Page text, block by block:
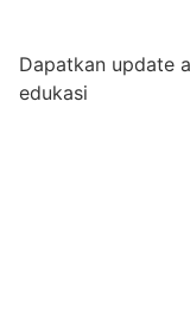
Dapatkan update
edukasi